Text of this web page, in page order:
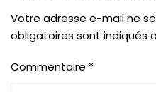
Votre adresse e-mail ne
obligatoires sont indiqués
Commentaire *